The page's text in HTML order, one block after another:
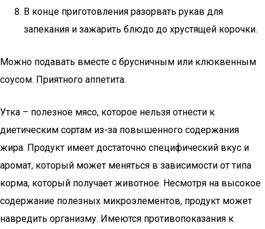
В конце приготовления разорвать рукав для
запекания и зажарить блюдо до хрустящей корочки.
Можно подавать вместе с брусничным или клюквенным
соусом. Приятного аппетита.
Утка – полезное мясо, которое нельзя отнести к
диетическим сортам из-за повышенного содержания
жира. Продукт имеет достаточно специфический вкус и
аромат, который может меняться в зависимости от типа
корма, который получает животное. Несмотря на высокое
содержание полезных микроэлементов, продукт может
навредить организму. Имеются противопоказания к